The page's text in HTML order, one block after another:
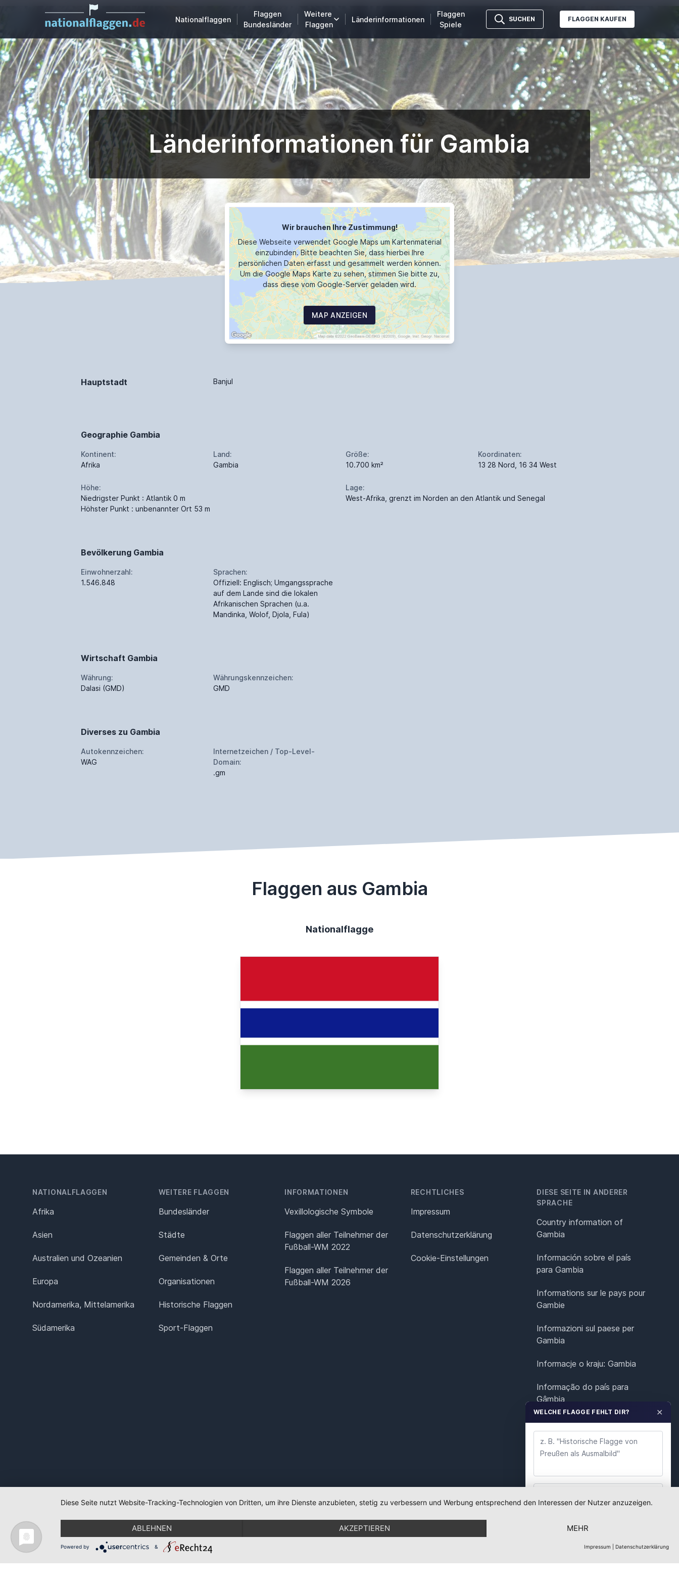
Nationalflaggen
Flaggen
Bundesländer
Weitere
Flaggen
Länderinformationen
Flaggen
Spiele
SUCHEN FLAGGEN KAUFEN
Länderinformationen für Gambia
Wir brauchen Ihre Zustimmung!
Diese Webseite verwendet Google Maps um Kartenmaterial
einzubinden. Bitte beachten Sie, dass hierbei Ihre
persönlichen Daten erfasst und gesammelt werden können.
Um die Google Maps Karte zu sehen, stimmen Sie bitte zu,
dass diese vom Google-Server geladen wird.
MAP ANZEIGEN
Hauptstadt Banjul
Geographie Gambia
Kontinent:
Afrika
Land:
Gambia
Größe:
10.700 km²
Koordinaten:
13 28 Nord, 16 34 West
Höhe:
Niedrigster Punkt : Atlantik 0 m
Höhster Punkt : unbenannter Ort 53 m
Lage:
West-Afrika, grenzt im Norden an den Atlantik und Senegal
Bevölkerung Gambia
Einwohnerzahl:
1.546.848
Sprachen:
Offiziell: Englisch; Umgangssprache
auf dem Lande sind die lokalen
Afrikanischen Sprachen (u.a.
Mandinka, Wolof, Djola, Fula)
Wirtschaft Gambia
Währung:
Dalasi (GMD)
Währungskennzeichen:
GMD
Diverses zu Gambia
Autokennzeichen:
WAG
Internetzeichen / Top-Level-
Domain:
.gm
Flaggen aus Gambia
Nationalflagge
NATIONALFLAGGEN
Afrika
Asien
Australien und Ozeanien
Europa
Nordamerika, Mittelamerika
Südamerika
WEITERE FLAGGEN
Bundesländer
Städte
Gemeinden & Orte
Organisationen
Historische Flaggen
Sport-Flaggen
INFORMATIONEN
Vexillologische Symbole
Flaggen aller Teilnehmer der
Fußball-WM 2022
Flaggen aller Teilnehmer der
Fußball-WM 2026
RECHTLICHES
Impressum
Datenschutz­erklärung
Cookie-Einstellungen
DIESE SEITE IN ANDERER
SPRACHE
Country information of
Gambia
Información sobre el país
para Gambia
Informations sur le pays pour
Gambie
Informazioni sul paese per
Gambia
Informacje o kraju: Gambia
Informação do país para
Gâmbia
Landinformatie voor Gambia
Landinformation för Gambia
WELCHE FLAGGE FEHLT DIR? ✕
Diese Seite nutzt Website-Tracking-Technologien von Dritten, um ihre Dienste anzubieten, stetig zu verbessern und Werbung entsprechend den Interessen der Nutzer anzuzeigen.
ABLEHNEN AKZEPTIEREN MEHR
Powered by & Impressum Datenschutzerklärung